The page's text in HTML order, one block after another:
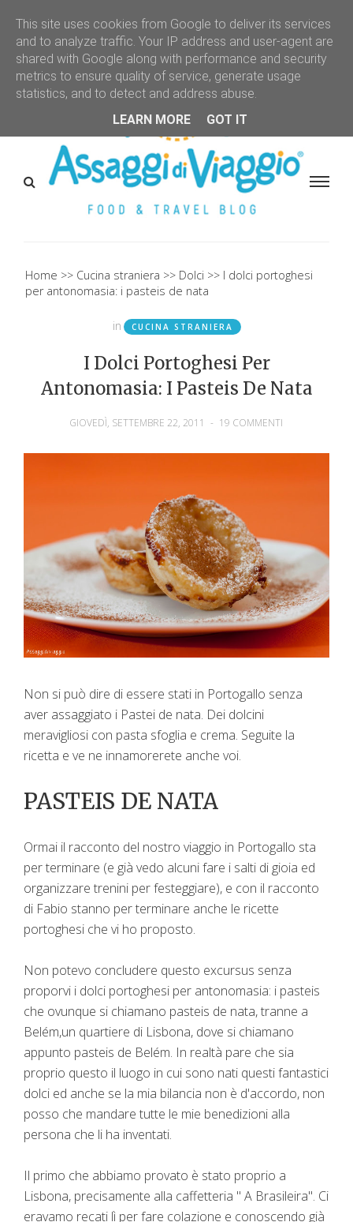
Home Cucina straniera Dolci
I dolci portoghesi
per antonomasia: i pasteis de nata
in CUCINA STRANIERA
I Dolci Portoghesi Per
Antonomasia: I Pasteis De Nata
GIOVEDÌ, SETTEMBRE 22, 2011 - 19 COMMENTI
Non si può dire di essere stati in Portogallo senza
aver assaggiato i Pastei de nata. Dei dolcini
meravigliosi con pasta sfoglia e crema. Seguite la
ricetta e ve ne innamorerete anche voi.
PASTEIS DE NATA
Ormai il racconto del nostro viaggio in Portogallo sta
per terminare (e già vedo alcuni fare i salti di gioia ed
organizzare trenini per festeggiare), e con il racconto
di Fabio stanno per terminare anche le ricette
portoghesi che vi ho proposto.
Non potevo concludere questo excursus senza
proporvi i dolci portoghesi per antonomasia: i pasteis
che ovunque si chiamano pasteis de nata, tranne a
Belém,un quartiere di Lisbona, dove si chiamano
appunto pasteis de Belém. In realtà pare che sia
proprio questo il luogo in cui sono nati questi fantastici
dolci ed anche se la mia bilancia non è d'accordo, non
posso che mandare tutte le mie benedizioni alla
persona che li ha inventati.
Il primo che abbiamo provato è stato proprio a
Lisbona, precisamente alla caffetteria " A Brasileira". Ci
eravamo recati lì per fare colazione e conoscendo già
This site uses cookies from Google to deliver its services
and to analyze traffic. Your IP address and user-agent are
shared with Google along with performance and security
metrics to ensure quality of service, generate usage
statistics, and to detect and address abuse.
LEARN MORE
GOT IT